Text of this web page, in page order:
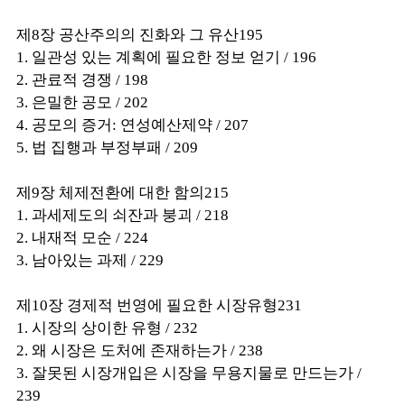
제8장 공산주의의 진화와 그 유산195
1. 일관성 있는 계획에 필요한 정보 얻기 / 196
2. 관료적 경쟁 / 198
3. 은밀한 공모 / 202
4. 공모의 증거: 연성예산제약 / 207
5. 법 집행과 부정부패 / 209
제9장 체제전환에 대한 함의215
1. 과세제도의 쇠잔과 붕괴 / 218
2. 내재적 모순 / 224
3. 남아있는 과제 / 229
제10장 경제적 번영에 필요한 시장유형231
1. 시장의 상이한 유형 / 232
2. 왜 시장은 도처에 존재하는가 / 238
3. 잘못된 시장개입은 시장을 무용지물로 만드는가 /
239